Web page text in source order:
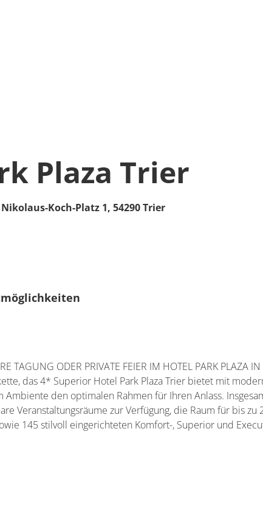
Plaza Trier
Nikolaus-Koch-Platz 1, 54290Trier
TAGUNG ODER PRIVATE FEIER IM HOTEL PARK PLAZA
das 4* Superior Hotel Park Plaza Trier bietet mit
den optimalen Rahmen für Ihren Anlass.
Veranstaltungsräume zur Verfügung, die Raum für bis zu
145 stilvoll eingerichteten Komfort-, Superior und